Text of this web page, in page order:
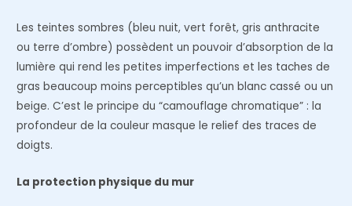
Les teintes sombres (bleu nuit, vert forêt, gris anthracite
ou terre d’ombre) possèdent un pouvoir d’absorption de la
lumière qui rend les petites imperfections et les taches de
gras beaucoup moins perceptibles qu’un blanc cassé ou un
beige. C’est le principe du “camouflage chromatique” : la
profondeur de la couleur masque le relief des traces de
doigts.
La protection physique du mur